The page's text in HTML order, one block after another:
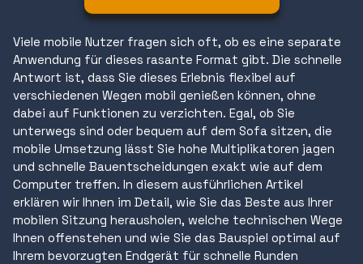
Viele mobile Nutzer fragen sich oft, ob es eine separate
Anwendung für dieses rasante Format gibt. Die schnelle
Antwort ist, dass Sie dieses Erlebnis flexibel auf
verschiedenen Wegen mobil genießen können, ohne
dabei auf Funktionen zu verzichten. Egal, ob Sie
unterwegs sind oder bequem auf dem Sofa sitzen, die
mobile Umsetzung lässt Sie hohe Multiplikatoren jagen
und schnelle Bauentscheidungen exakt wie auf dem
Computer treffen. In diesem ausführlichen Artikel
erklären wir Ihnen im Detail, wie Sie das Beste aus Ihrer
mobilen Sitzung herausholen, welche technischen Wege
Ihnen offenstehen und wie Sie das Bauspiel optimal auf
Ihrem bevorzugten Endgerät für schnelle Runden